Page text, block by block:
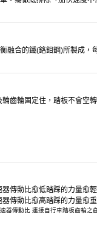
融合的鐵(鉻鉬鋼)所製成
輪齒輪固定住，踏板不會空
器傳動比愈低踏踩的力量愈
器傳動比愈高踏踩的力量愈
器傳動比 連接自行車踏板齒輪之